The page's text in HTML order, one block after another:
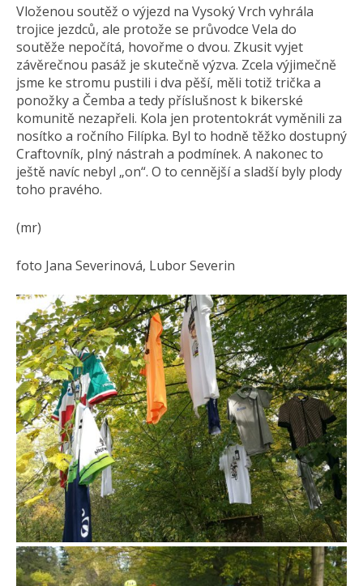
Vloženou soutěž o výjezd na Vysoký Vrch vyhrála
trojice jezdců, ale protože se průvodce Vela do
soutěže nepočítá, hovořme o dvou. Zkusit vyjet
závěrečnou pasáž je skutečně výzva. Zcela výjimečně
jsme ke stromu pustili i dva pěší, měli totiž trička a
ponožky a Čemba a tedy příslušnost k bikerské
komunitě nezapřeli. Kola jen protentokrát vyměnili za
nosítko a ročního Filípka. Byl to hodně těžko dostupný
Craftovník, plný nástrah a podmínek. A nakonec to
ještě navíc nebyl „on“. O to cennější a sladší byly plody
toho pravého.
(mr)
foto Jana Severinová, Lubor Severin